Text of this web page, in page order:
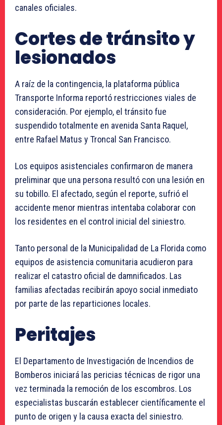
canales oficiales.
Cortes de tránsito y
lesionados
A raíz de la contingencia, la plataforma pública
Transporte Informa reportó restricciones viales de
consideración. Por ejemplo, el tránsito fue
suspendido totalmente en avenida Santa Raquel,
entre Rafael Matus y Troncal San Francisco.
Los equipos asistenciales confirmaron de manera
preliminar que una persona resultó con una lesión en
su tobillo. El afectado, según el reporte, sufrió el
accidente menor mientras intentaba colaborar con
los residentes en el control inicial del siniestro.
Tanto personal de la Municipalidad de La Florida como
equipos de asistencia comunitaria acudieron para
realizar el catastro oficial de damnificados. Las
familias afectadas recibirán apoyo social inmediato
por parte de las reparticiones locales.
Peritajes
El Departamento de Investigación de Incendios de
Bomberos iniciará las pericias técnicas de rigor una
vez terminada la remoción de los escombros. Los
especialistas buscarán establecer científicamente el
punto de origen y la causa exacta del siniestro.